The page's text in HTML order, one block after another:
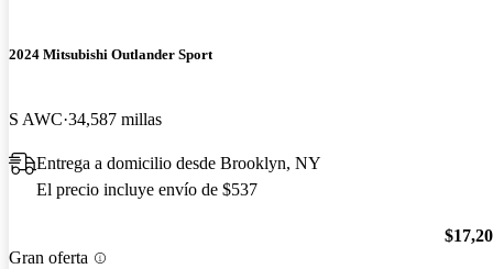
2024 Mitsubishi Outlander Sport
S AWC 34,587 millas
Entrega a domicilio desde Brooklyn, NY
El precio incluye envío de $537
Gran oferta